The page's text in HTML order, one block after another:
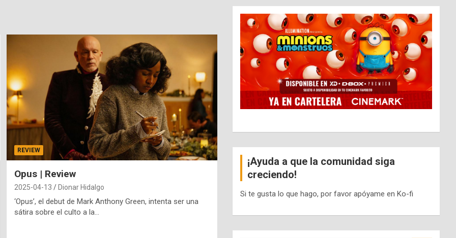
REVIEW
Opus | Review
2025-04-13 Dionar Hidalgo
‘Opus’, el debut de Mark Anthony Green, intenta ser una
sátira sobre el culto a la…
¡Ayuda a que la comunidad siga
creciendo!
Si te gusta lo que hago, por favor apóyame en Ko-fi